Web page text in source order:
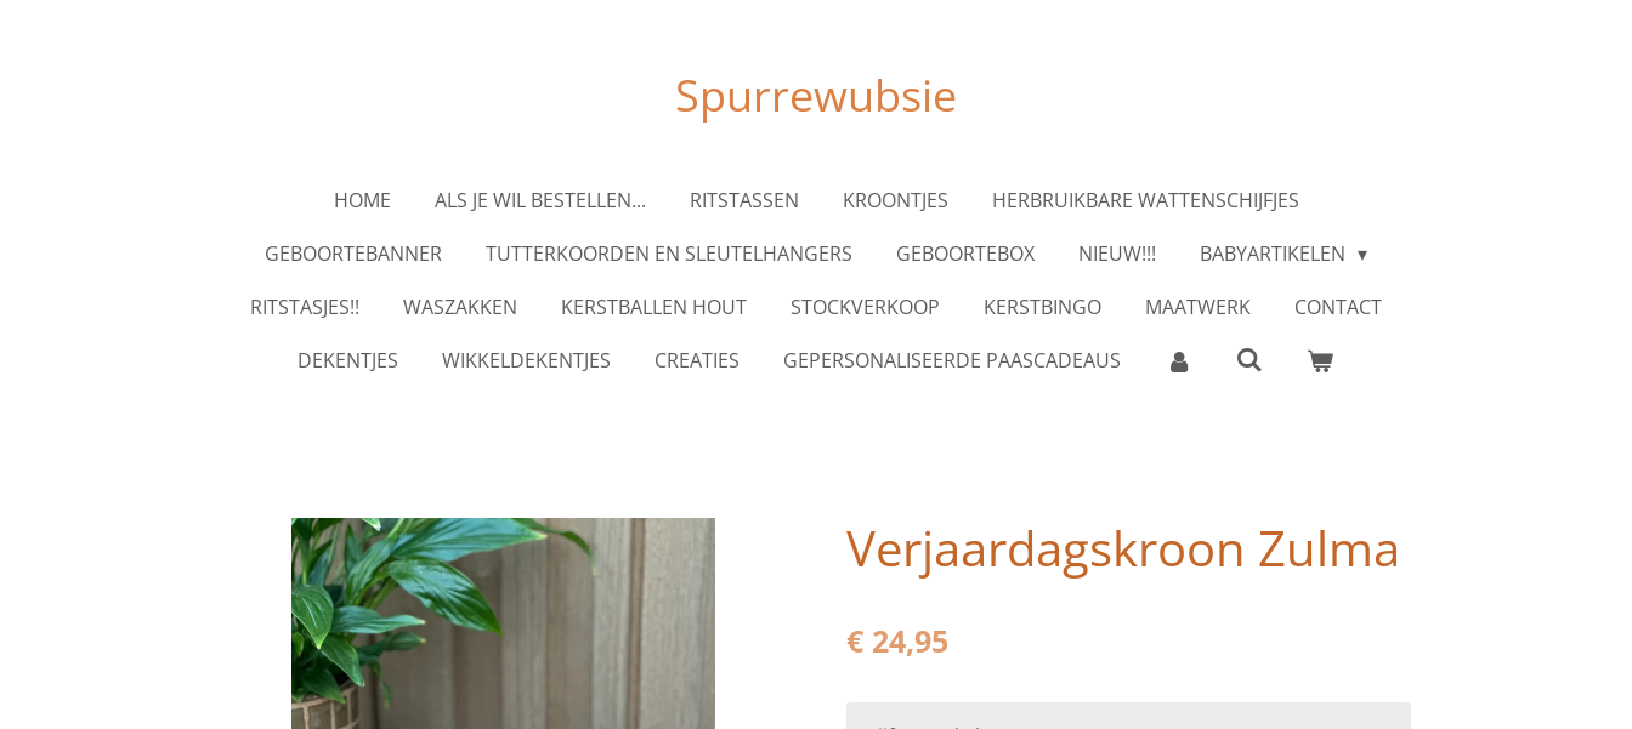
Spurrewubsie
HOME ALS JE WIL BESTELLEN... RITSTASSEN KROONTJES
HERBRUIKBARE WATTENSCHIJFJES
GEBOORTEBANNER
TUTTERKOORDEN EN SLEUTELHANGERS GEBOORTEBOX NIEUW!!!
BABYARTIKELEN
RITSTASJES!!
WASZAKKEN KERSTBALLEN HOUT STOCKVERKOOP KERSTBINGO MAATWERK
CONTACT
DEKENTJES
WIKKELDEKENTJES CREATIES GEPERSONALISEERDE PAASCADEAUS
Verjaardagskroon Zulma
€ 24,95